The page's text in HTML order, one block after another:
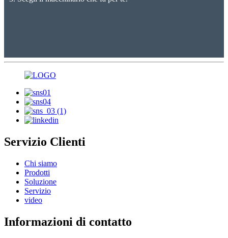
Servizio Clienti
Chi siamo
Prodotti
Soluzione
Servizio
video
Informazioni di contatto